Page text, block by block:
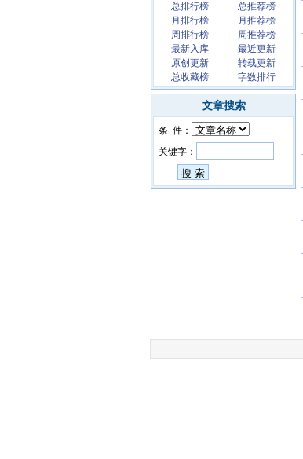
总排行榜
总推荐榜
月排行榜
月推荐榜
周排行榜
周推荐榜
最新入库
最近更新
原创更新
转载更新
总收藏榜
字数排行
文章搜索
条 件：
关键字：